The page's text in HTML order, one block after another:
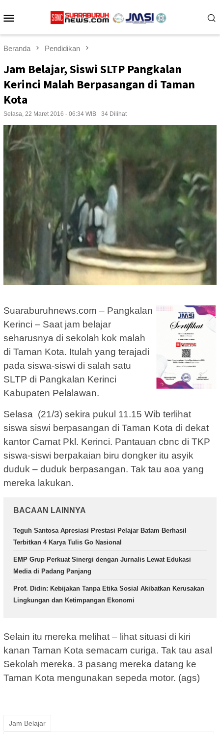
ke
Beranda Pendidikan
Jam Belajar, Siswi SLTP Pangkalan
Kerinci Malah Berpasangan di Taman
Kota
Selasa, 22 Maret 2016 - 06:34 WIB 34 Dilihat
Suaraburuhnews.com – Pangkalan
Kerinci – Saat jam belajar
seharusnya di sekolah kok malah
di Taman Kota. Itulah yang terajadi
pada siswa-siswi di salah satu
SLTP di Pangkalan Kerinci
Kabupaten Pelalawan.
Selasa (21/3) sekira pukul 11.15 Wib terlihat
siswa siswi berpasangan di Taman Kota di dekat
kantor Camat Pkl. Kerinci. Pantauan cbnc di TKP
siswa-siswi berpakaian biru dongker itu asyik
duduk – duduk berpasangan. Tak tau aoa yang
mereka lakukan.
BACAAN LAINNYA
Teguh Santosa Apresiasi Prestasi Pelajar Batam Berhasil
Terbitkan 4 Karya Tulis Go Nasional
EMP Grup Perkuat Sinergi dengan Jurnalis Lewat Edukasi
Media di Padang Panjang
Prof. Didin: Kebijakan Tanpa Etika Sosial Akibatkan Kerusakan
Lingkungan dan Ketimpangan Ekonomi
Selain itu mereka melihat – lihat situasi di kiri
kanan Taman Kota semacam curiga. Tak tau asal
Sekolah mereka. 3 pasang mereka datang ke
Taman Kota mengunakan sepeda motor. (ags)
Jam Belajar